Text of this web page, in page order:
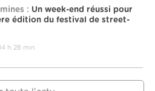
: Un week-end réussi pour
édition du festival de street-
h 28 min